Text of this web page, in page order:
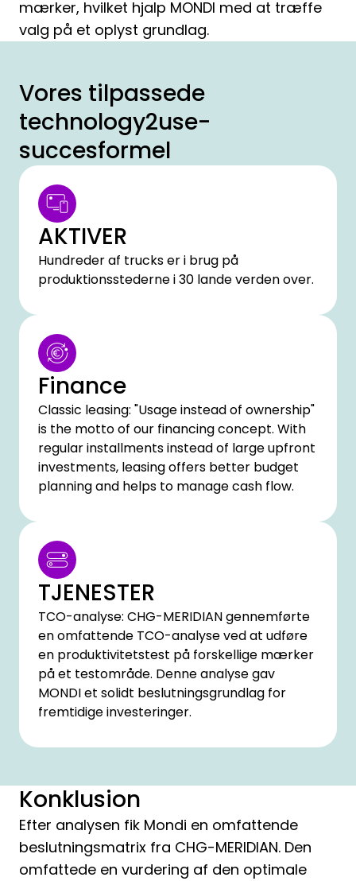
mærker, hvilket hjalp MONDI med at træffe
valg på et oplyst grundlag.
Vores tilpassede
technology2use-
succesformel
AKTIVER
Hundreder af trucks er i brug på
produktionsstederne i 30 lande verden over.
Finance
Classic leasing: "Usage instead of ownership"
is the motto of our financing concept. With
regular installments instead of large upfront
investments, leasing offers better budget
planning and helps to manage cash flow.
TJENESTER
TCO-analyse: CHG-MERIDIAN gennemførte
en omfattende TCO-analyse ved at udføre
en produktivitetstest på forskellige mærker
på et testområde. Denne analyse gav
MONDI et solidt beslutningsgrundlag for
fremtidige investeringer.
Konklusion
Efter analysen fik Mondi en omfattende
beslutningsmatrix fra CHG-MERIDIAN. Den
omfattede en vurdering af den optimale